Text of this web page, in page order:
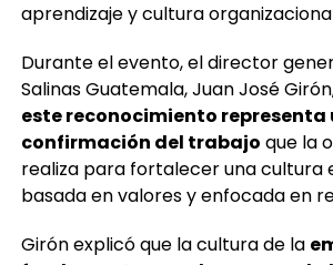
aprendizaje y cultura
Durante el evento, el director
Salinas Guatemala, Juan José
este reconocimiento representa
confirmación del trabajo que la
realiza para fortalecer una cultura
basada en valores y enfocada en
Girón explicó que la cultura de la